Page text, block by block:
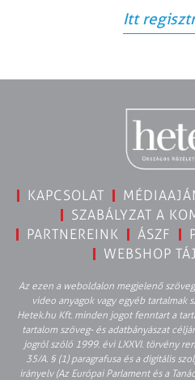
Itt
KAPCSOLAT
SZABÁLYZAT A
PARTNEREINK
ÁSZF
WEBSHOP
Az ezen a weboldalon megjelenő
video anyagok vagy egyéb tartalmak
Hetek.hu Kft. minden jogot fenntart a
tartalom szöveg- és adatbányászat
jogról szóló 1999. évi LXXVI. törvény
35/A. § (1) paragrafusa és a digitális
irányelv (Az Európai Parlament és a